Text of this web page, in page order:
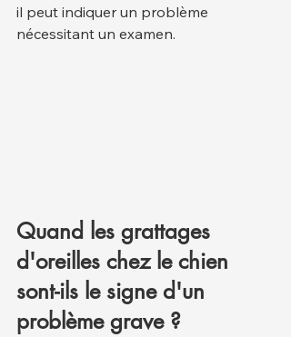
il peut indiquer un problème
nécessitant un examen.
Quand les grattages
d'oreilles chez le chien
sont-ils le signe d'un
problème grave ?